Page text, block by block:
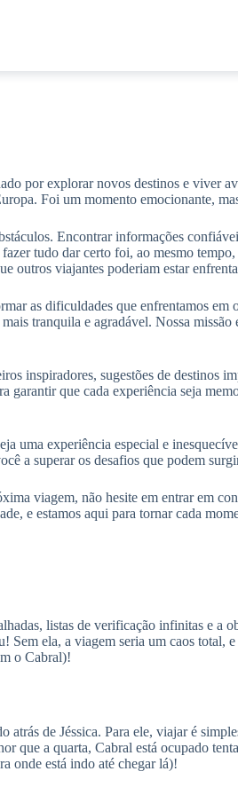
por explorar novos destinos e viver
Foi um momento emocionante,
Encontrar informações
tudo dar certo foi, ao mesmo
outros viajantes poderiam estar
as dificuldades que enfrentamos
tranquila e agradável. Nossa
inspiradores, sugestões de destinos
garantir que cada experiência seja
uma experiência especial e
a superar os desafios que podem
viagem, não hesite em entrar em
e estamos aqui para tornar cada
listas de verificação infinitas e a
ela, a viagem seria um caos
o Cabral)!
de Jéssica. Para ele, viajar é
que a quarta, Cabral está ocupado
onde está indo até chegar lá)!